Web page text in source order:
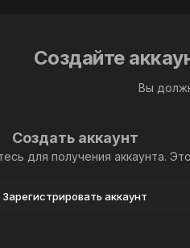
Создайте
Вы
Создать аккаунт
для получения аккаунта.
Зарегистрировать аккаунт